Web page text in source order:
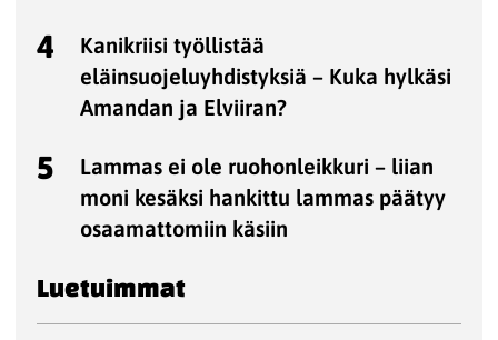
4
Kanikriisi työllistää
eläinsuojeluyhdistyksiä – Kuka hylkäsi
Amandan ja Elviiran?
5
Lammas ei ole ruohonleikkuri – liian
moni kesäksi hankittu lammas päätyy
osaamattomiin käsiin
Luetuimmat